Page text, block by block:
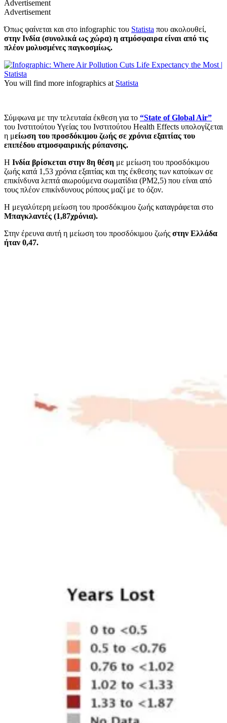
Advertisement
Advertisement
Όπως φαίνεται και στο infographic του Statista που ακολουθεί,
στην Ινδία (συνολικά ως χώρα) η ατμόσφαιρα είναι από τις
πλέον μολυσμένες παγκοσμίως.
You will find more infographics at Statista
Σύμφωνα με την τελευταία έκθεση για το “State of Global Air”
του Ινστιτούτου Υγείας του Ινστιτούτου Health Effects υπολογίζεται
η μείωση του προσδόκιμου ζωής σε χρόνια εξαιτίας του
επιπέδου ατμοσφαιρικής ρύπανσης.
Η Ινδία βρίσκεται στην 8η θέση με μείωση του προσδόκιμου
ζωής κατά 1,53 χρόνια εξαιτίας και της έκθεσης των κατοίκων σε
επικίνδυνα λεπτά αιωρούμενα σωματίδια (PM2,5) που είναι από
τους πλέον επικίνδυνους ρύπους μαζί με το όζον.
Η μεγαλύτερη μείωση του προσδόκιμου ζωής καταγράφεται στο
Μπαγκλαντές (1,87χρόνια).
Στην έρευνα αυτή η μείωση του προσδόκιμου ζωής στην Ελλάδα
ήταν 0,47.